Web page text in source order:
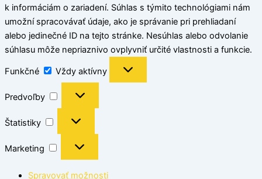
k informáciám o zariadení. Súhlas s týmito technológiami nám
umožní spracovávať údaje, ako je správanie pri prehliadaní
alebo jedinečné ID na tejto stránke. Nesúhlas alebo odvolanie
súhlasu môže nepriaznivo ovplyvniť určité vlastnosti a funkcie.
Funkčné Vždy aktívny
Predvoľby
Štatistiky
Marketing
Spravovať možnosti